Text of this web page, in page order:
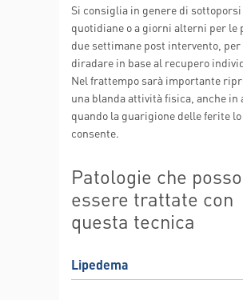
Si consiglia in genere di sottoporsi
quotidiane o a giorni alterni per le
due settimane post intervento, per
diradare in base al recupero
Nel frattempo sarà importante
una blanda attività fisica, anche in
quando la guarigione delle ferite lo
consente.
Patologie che
essere trattate con
questa tecnica
Lipedema